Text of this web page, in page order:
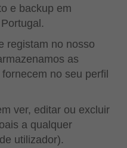
e backup em
registam no nosso
as
no seu perfil
ver, editar ou excluir
a qualquer
utilizador).